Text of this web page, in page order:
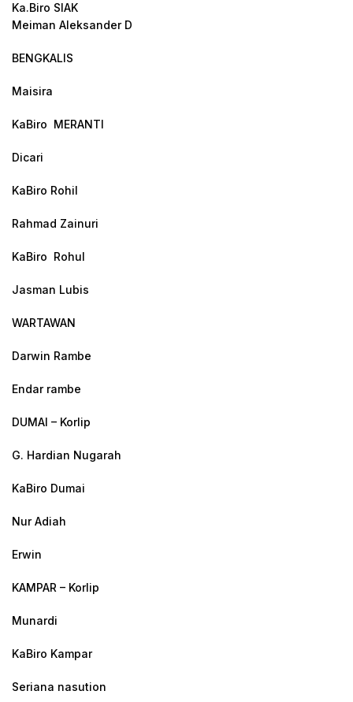
Ka.Biro SIAK
Meiman Aleksander D
BENGKALIS
Maisira
KaBiro MERANTI
Dicari
KaBiro Rohil
Rahmad Zainuri
KaBiro Rohul
Jasman Lubis
WARTAWAN
Darwin Rambe
Endar rambe
DUMAI – Korlip
G. Hardian Nugarah
KaBiro Dumai
Nur Adiah
Erwin
KAMPAR – Korlip
Munardi
KaBiro Kampar
Seriana nasution